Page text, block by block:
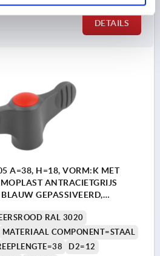
DETAILS
A=38, H=18, VORM:K MET
ANTRACIETGRIJS
GEPASSIVEERD,
RAL 3020
MATERIAAL COMPONENT=STAAL
D2=12